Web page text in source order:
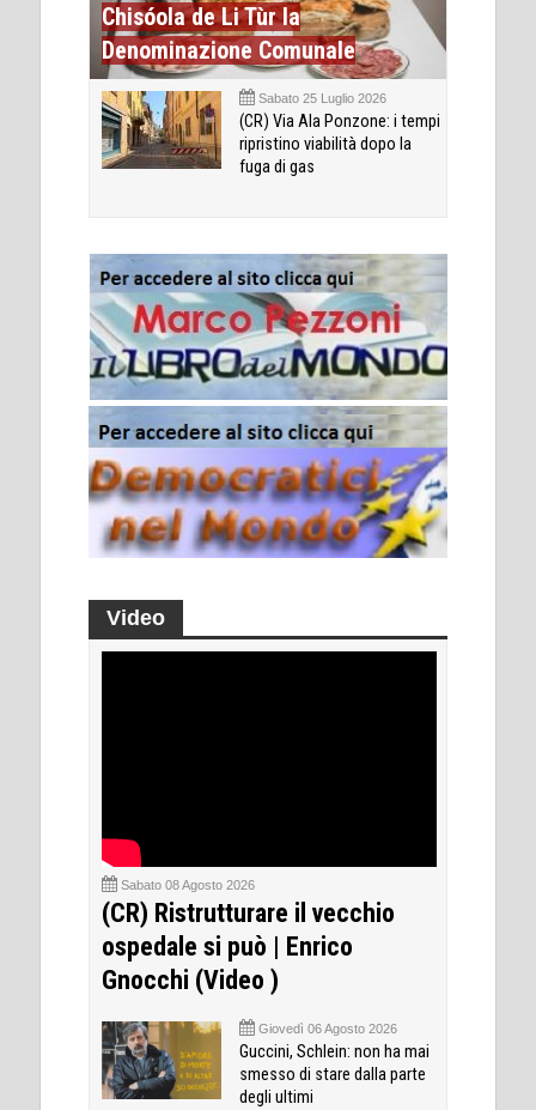
Chisóola de Li Tùr la
Denominazione Comunale
Sabato 25 Luglio 2026
(CR) Via Ala Ponzone: i tempi
ripristino viabilità dopo la
fuga di gas
Video
Sabato 08 Agosto 2026
(CR) Ristrutturare il vecchio
ospedale si può | Enrico
Gnocchi (Video )
Giovedì 06 Agosto 2026
Guccini, Schlein: non ha mai
smesso di stare dalla parte
degli ultimi